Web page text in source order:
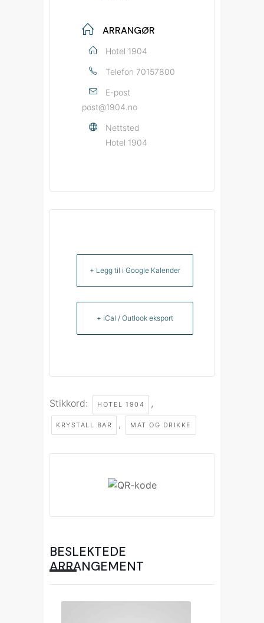
ARRANGØR
Hotel 1904
Telefon 70157800
E-post
post@1904.no
Nettsted
Hotel 1904
+ Legg til i Google Kalender
+ iCal / Outlook eksport
Stikkord: HOTEL 1904 ,
KRYSTALL BAR , MAT OG DRIKKE
BESLEKTEDE
ARRANGEMENT